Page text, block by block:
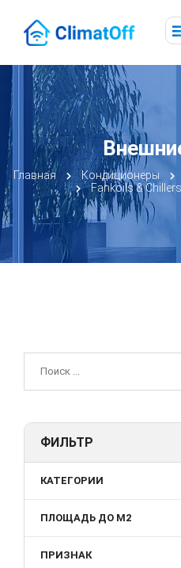
Главная Кондиционеры
Fankoils & Chillers
ФИЛЬТР
КАТЕГОРИИ
ПЛОЩАДЬ ДО М2
ПРИЗНАК